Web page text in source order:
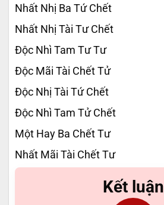
Nhất Nhị Ba Tứ Chết
Nhất Nhị Tài Tư Chết
Độc Nhì Tam Tư Tư
Độc Mãi Tài Chết Tử
Độc Nhị Tài Tứ Chết
Độc Nhì Tam Tử Chết
Một Hay Ba Chết Tư
Nhất Mãi Tài Chết Tư
Kết luận